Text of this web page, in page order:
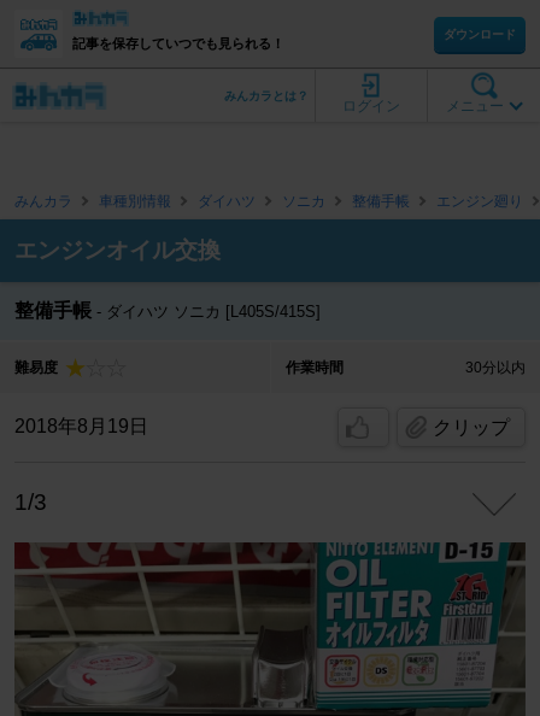
記事を保存していつでも見られる！
ダウンロード
メニュー
ログイン
みんカラとは？
みんカラ 車種別情報 ダイハツ ソニカ 整備手帳 エンジン廻り
エンジンオイル交換
整備手帳 ダイハツ ソニカ [L405S/415S]
難易度 作業時間 30分以内
2018年8月19日 クリップ
1/3